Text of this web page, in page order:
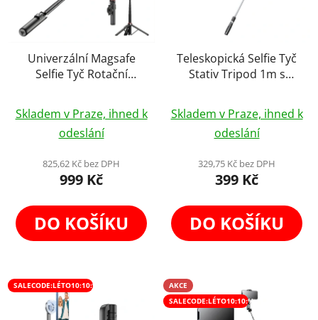
Univerzální Magsafe
Selfie Tyč Rotační
Tripod Stick s Cold
Shoe 130cm
Skladem v Praze, ihned k
odeslání
825,62 Kč bez DPH
999 Kč
DO KOŠÍKU
Teleskopická Selfie Tyč
Stativ Tripod 1m s
hodnocení
produktu
je
4,1
5
hvězdiček.
Skladem v Praze, ihned k
odeslání
329,75 Kč bez DPH
399 Kč
DO KOŠÍKU
SALECODE:LÉTO10:10:%
AKCE
SALECODE:LÉTO10:10:%